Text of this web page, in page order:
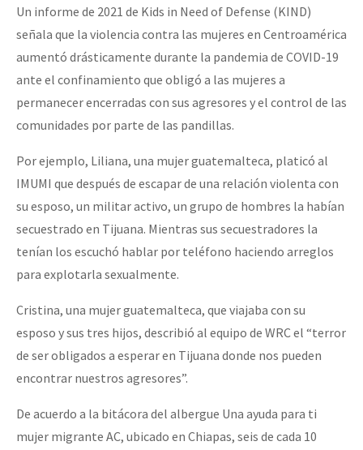
Un informe de 2021 de Kids in Need of Defense (KIND)
señala que la violencia contra las mujeres en Centroamérica
aumentó drásticamente durante la pandemia de COVID-19
ante el confinamiento que obligó a las mujeres a
permanecer encerradas con sus agresores y el control de las
comunidades por parte de las pandillas.
Por ejemplo, Liliana, una mujer guatemalteca, platicó al
IMUMI que después de escapar de una relación violenta con
su esposo, un militar activo, un grupo de hombres la habían
secuestrado en Tijuana. Mientras sus secuestradores la
tenían los escuchó hablar por teléfono haciendo arreglos
para explotarla sexualmente.
Cristina, una mujer guatemalteca, que viajaba con su
esposo y sus tres hijos, describió al equipo de WRC el “terror
de ser obligados a esperar en Tijuana donde nos pueden
encontrar nuestros agresores”.
De acuerdo a la bitácora del albergue Una ayuda para ti
mujer migrante AC, ubicado en Chiapas, seis de cada 10